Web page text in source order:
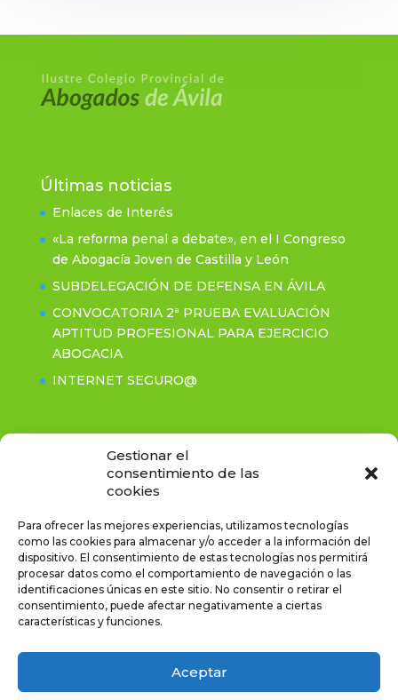
Gestionar el
consentimiento de las
cookies
Para ofrecer las mejores experiencias, utilizamos tecnologías
como las cookies para almacenar y/o acceder a la información del
dispositivo. El consentimiento de estas tecnologías nos permitirá
procesar datos como el comportamiento de navegación o las
identificaciones únicas en este sitio. No consentir o retirar el
consentimiento, puede afectar negativamente a ciertas
características y funciones.
Aceptar
Últimas noticias
Enlaces de Interés
«La reforma penal a debate», en el I Congreso
de Abogacía Joven de Castilla y León
SUBDELEGACIÓN DE DEFENSA EN ÁVILA
CONVOCATORIA 2ª PRUEBA EVALUACIÓN
APTITUD PROFESIONAL PARA EJERCICIO
ABOGACIA
INTERNET SEGURO@
Tel. (+34) 920.211.281 / Fax. (+34) 920.214.255
icaavila@icaavila.es
Horario de atencion: de 10.00 a 15:00
Política de cookies